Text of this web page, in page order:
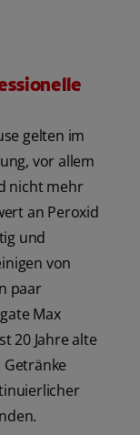
gelten im
vor allem
nicht mehr
an Peroxid
und
von
paar
Max
20 Jahre alte